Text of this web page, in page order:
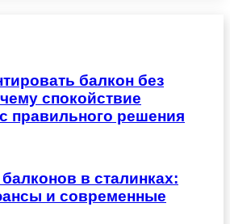
балкон без
спокойствие
правильного решения
в сталинках:
и современные